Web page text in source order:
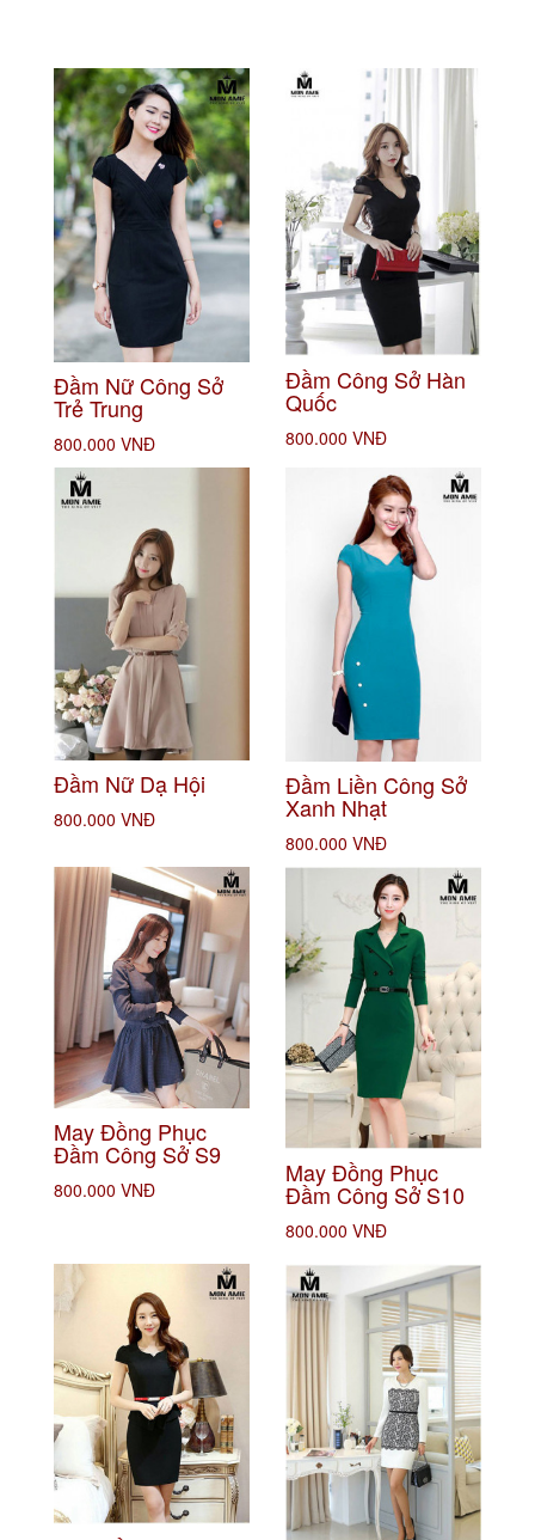
Đầm Nữ Công Sở
Trẻ Trung
800.000 VNĐ
Đầm Công Sở Hàn
Quốc
800.000 VNĐ
Đầm Nữ Dạ Hội
800.000 VNĐ
Đầm Liền Công Sở
Xanh Nhạt
800.000 VNĐ
May Đồng Phục
Đầm Công Sở S9
800.000 VNĐ
May Đồng Phục
Đầm Công Sở S10
800.000 VNĐ